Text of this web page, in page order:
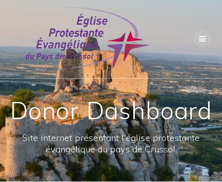
to
content
Donor Dashboard
Site internet présentant l'église protestante
évangélique du pays de Crussol.